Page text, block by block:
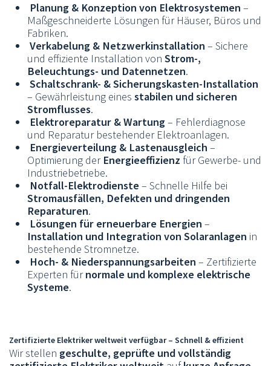
Planung & Konzeption von Elektrosystemen –
Maßgeschneiderte Lösungen für Häuser, Büros und
Fabriken.
Verkabelung & Netzwerkinstallation – Sichere
und effiziente Installation von Strom-,
Beleuchtungs- und Datennetzen.
Schaltschrank- & Sicherungskasten-Installation
– Gewährleistung eines stabilen und sicheren
Stromflusses.
Elektroreparatur & Wartung– Fehlerdiagnose
und Reparatur bestehender Elektroanlagen.
Energieverteilung & Lastenausgleich –
Optimierung der Energieeffizienz für Gewerbe- und
Industriebetriebe.
Notfall-Elektrodienste– Schnelle Hilfe bei
Stromausfällen, Defekten und dringenden
Reparaturen.
Lösungen für erneuerbare Energien –
Installation und Integration von Solaranlagen in
bestehende Stromnetze.
Hoch- & Niederspannungsarbeiten – Zertifizierte
Experten fürnormale und komplexe elektrische
Systeme.
Zertifizierte Elektriker weltweit verfügbar – Schnell & effizient
Wir stellen geschulte, geprüfte und vollständig